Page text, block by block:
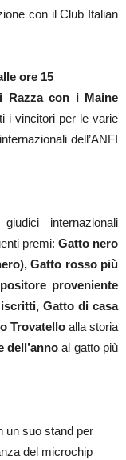
con il Club Italian
ore 15
Razza con i Maine
i vincitori per le varie
dell’ANFI
internazionali
premi: Gatto nero
Gatto rosso più
proveniente
Gatto di casa
Trovatello alla storia
dell’annoal gatto più
un suo stand per
del microchip